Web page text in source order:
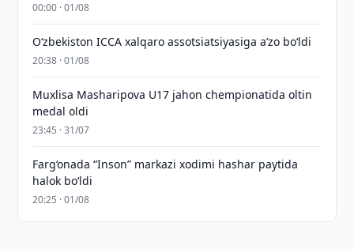
00:00 · 01/08
O‘zbekiston ICCA xalqaro assotsiatsiyasiga aʼzo bo‘ldi
20:38 · 01/08
Muxlisa Masharipova U17 jahon chempionatida oltin
medal oldi
23:45 · 31/07
Farg‘onada “Inson” markazi xodimi hashar paytida
halok bo‘ldi
20:25 · 01/08